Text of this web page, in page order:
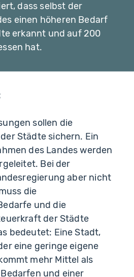
dass selbst der
einen höheren Bedarf
erkannt und auf 200
hat.
sollen die
Städte sichern. Ein
des Landes werden
Bei der
aber nicht
die
und die
der Städte
bedeutet: Eine Stadt,
eine geringe eigene
mehr Mittel als
und einer